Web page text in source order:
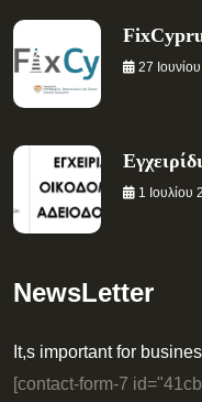
27
1 Ιουλίου
NewsLetter
It,s important for
[contact-form-7